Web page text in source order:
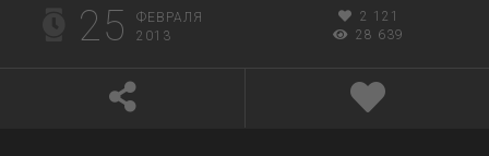
25
ФЕВРАЛЯ
2013
2 121
28 639